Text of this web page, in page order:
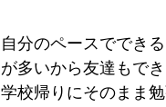
自分のペースででき
が多いから友達もでき
学校帰りにそのまま